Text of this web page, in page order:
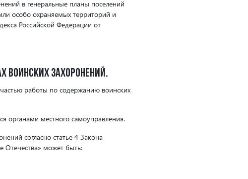
в генеральные планы поселений
особо охраняемых территорий и
Российской Федерации от
воинских захоронений.
работы по содержанию воинских
органами местного самоуправления.
согласно статье 4 Закона
может быть: